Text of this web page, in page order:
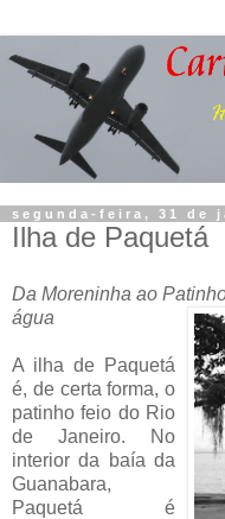
segunda-feira, 31 de
Ilha de Paquetá
Da Moreninha ao
água
A ilha de Paquetá
é, de certa forma, o
patinho feio do Rio
de Janeiro. No
interior da baía da
Guanabara,
Paquetá é